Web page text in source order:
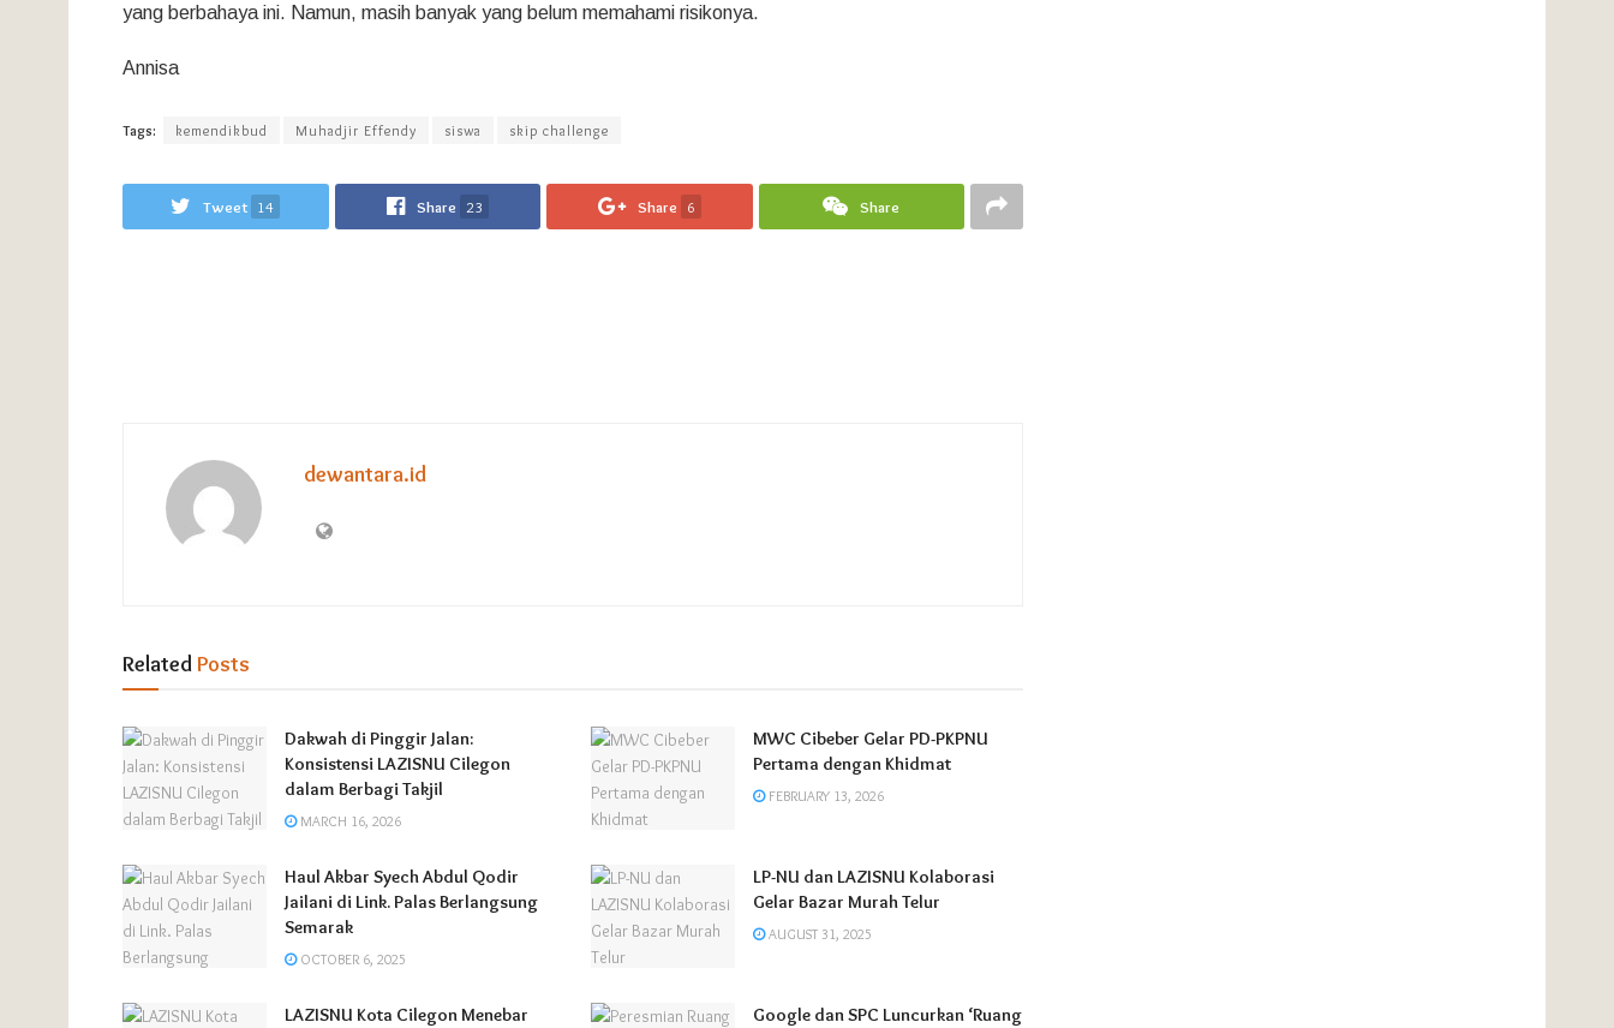
yang berbahaya ini. Namun, masih banyak yang belum memahami risikonya.
Annisa
Tags: kemendikbud Muhadjir Effendy siswa skip challenge
Tweet 14 Share 23 Share 6 Share
dewantara.id
RelatedPosts
Dakwah di Pinggir Jalan:
Konsistensi LAZISNU Cilegon
dalam Berbagi Takjil
MARCH 16, 2026
MWC Cibeber Gelar PD-PKPNU
Pertama dengan Khidmat
FEBRUARY 13, 2026
Haul Akbar Syech Abdul Qodir
Jailani di Link. Palas Berlangsung
Semarak
OCTOBER 6, 2025
LP-NU dan LAZISNU Kolaborasi
Gelar Bazar Murah Telur
AUGUST 31, 2025
LAZISNU Kota Cilegon Menebar
Google dan SPC Luncurkan ‘Ruang